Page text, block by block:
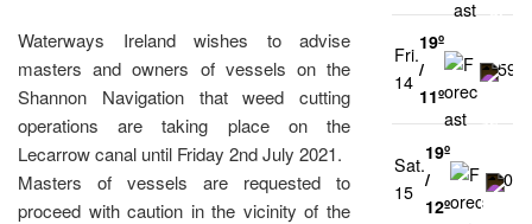
Waterways Ireland wishes to advise
masters and owners of vessels on the
Shannon Navigation that weed cutting
operations are taking place on the
Lecarrow canal until Friday 2nd July 2021.
Masters of vessels are requested to
proceed with caution in the vicinity of the
Fri.
14
19º
/
11º
59%
Sat.
15
19º
/
12º
0%